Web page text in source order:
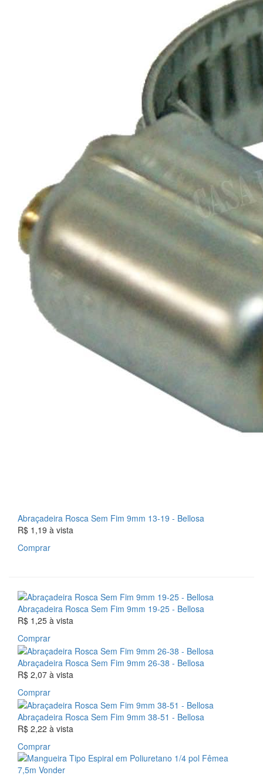
Abraçadeira Rosca Sem Fim 9mm 13-19 - Bellosa
R$ 1,19 à vista
Comprar
Abraçadeira Rosca Sem Fim 9mm 19-25 - Bellosa
R$ 1,25 à vista
Comprar
Abraçadeira Rosca Sem Fim 9mm 26-38 - Bellosa
R$ 2,07 à vista
Comprar
Abraçadeira Rosca Sem Fim 9mm 38-51 - Bellosa
R$ 2,22 à vista
Comprar